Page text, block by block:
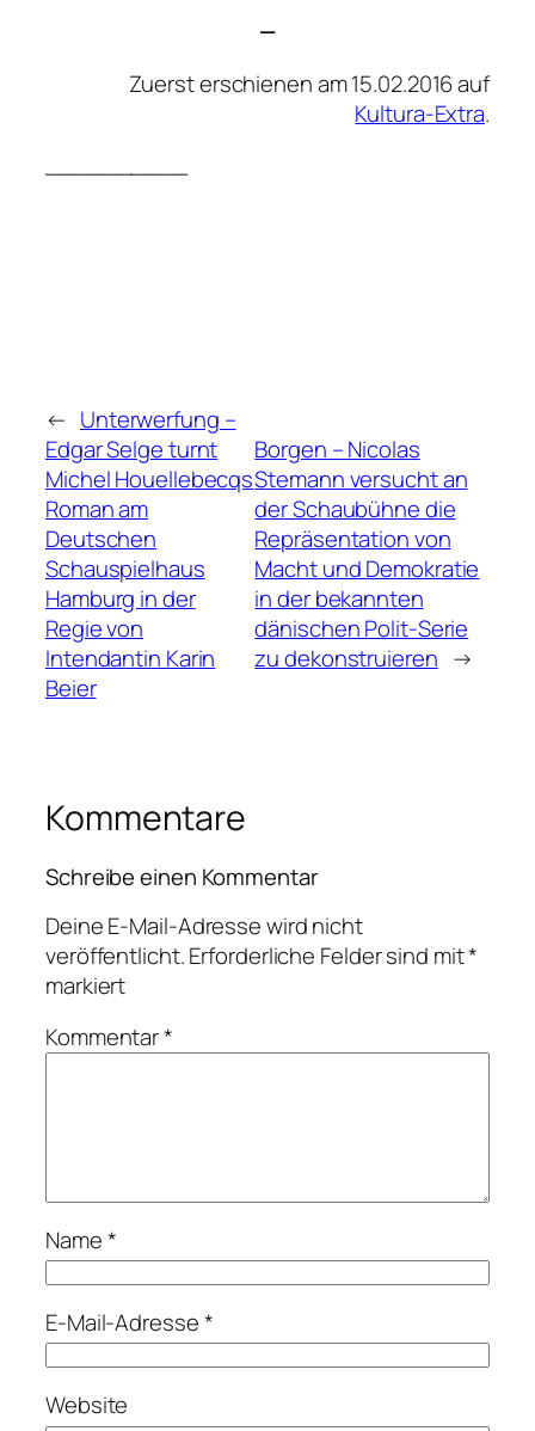
—
Zuerst erschienen am 15.02.2016 auf
Kultura-Extra.
__________
← Unterwerfung –
Edgar Selge turnt
Michel Houellebecqs
Roman am
Deutschen
Schauspielhaus
Hamburg in der
Regie von
Intendantin Karin
Beier
Borgen – Nicolas
Stemann versucht an
der Schaubühne die
Repräsentation von
Macht und Demokratie
in der bekannten
dänischen Polit-Serie
zu dekonstruieren →
Kommentare
Schreibe einen Kommentar
Deine E-Mail-Adresse wird nicht
veröffentlicht.Erforderliche Felder sind mit*
markiert
Kommentar*
Name*
E-Mail-Adresse*
Website